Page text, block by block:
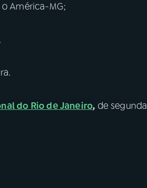
América-MG;
do Rio de Janeiro, de segunda